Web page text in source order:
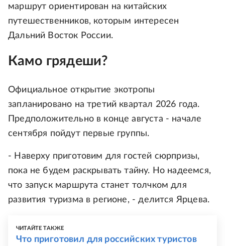
маршрут ориентирован на китайских
путешественников, которым интересен
Дальний Восток России.
Камо грядеши?
Официальное открытие экотропы
запланировано на третий квартал 2026 года.
Предположительно в конце августа - начале
сентября пойдут первые группы.
- Наверху приготовим для гостей сюрпризы,
пока не будем раскрывать тайну. Но надеемся,
что запуск маршрута станет толчком для
развития туризма в регионе, - делится Ярцева.
ЧИТАЙТЕ ТАКЖЕ
Что приготовил для российских туристов